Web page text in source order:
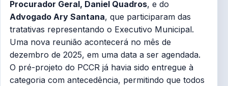
Procurador Geral, Daniel Quadros, e do
Advogado Ary Santana, que participaram das
tratativas representando o Executivo Municipal.
Uma nova reunião acontecerá no mês de
dezembro de 2025, em uma data a ser agendada.
O pré-projeto do PCCR já havia sido entregue à
categoria com antecedência, permitindo que todos